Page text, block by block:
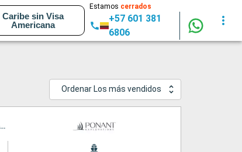
Caribe sin Visa
Americana
Estamos cerrados
+57 601 381
6806
Ordenar Los más vendidos
Itinerario : Dubrovnik, Mljet, Komiža, Vis, Stari Grad, Korkula, Dubrovnik, Sipan, Sailing the straight of Kotor, Tivat, Dubrovnik